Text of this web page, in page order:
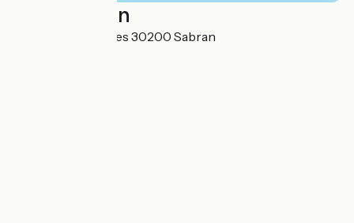
Localisation
Hameau de Combes 30200 Sabran